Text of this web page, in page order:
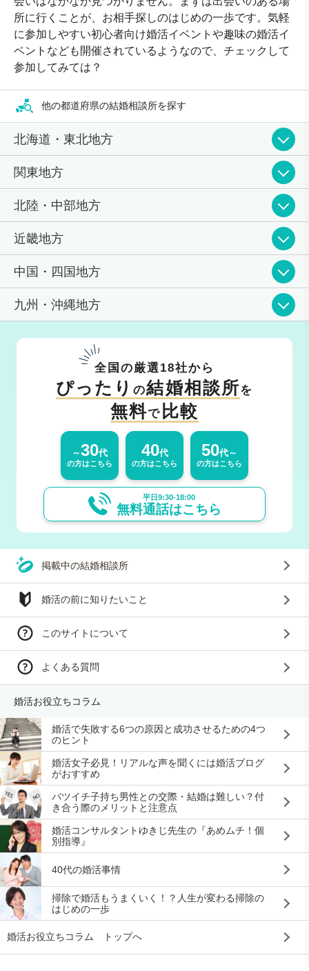
所に行くことが、お相手探しのはじめの一歩です。気軽
に参加しやすい初心者向け婚活イベントや趣味の婚活イ
ベントなども開催されているようなので、チェックして
参加してみては？
他の都道府県の結婚相談所を探す
北海道・東北地方
関東地方
北陸・中部地方
近畿地方
中国・四国地方
九州・沖縄地方
全国の厳選18社から
ぴったりの結婚相談所を
無料で 比較
～30代
の方はこちら
40代
の方はこちら
50代～
の方はこちら
平日9:30-18:00
無料通話はこちら
掲載中の結婚相談所
婚活の前に知りたいこと
このサイトについて
よくある質問
婚活お役立ちコラム
婚活で失敗する6つの原因と成功させるための4つ
のヒント
婚活女子必見！リアルな声を聞くには婚活ブログ
がおすすめ
バツイチ子持ち男性との交際・結婚は難しい？付
き合う際のメリットと注意点
婚活コンサルタントゆきじ先生の『あめムチ！個
別指導』
40代の婚活事情
掃除で婚活もうまくいく！？人生が変わる掃除の
はじめの一歩
婚活お役立ちコラム トップへ